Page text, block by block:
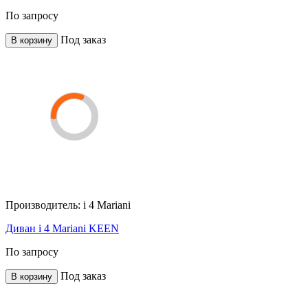
По запросу
В корзину Под заказ
Производитель: i 4 Mariani
Диван i 4 Mariani KEEN
По запросу
В корзину Под заказ